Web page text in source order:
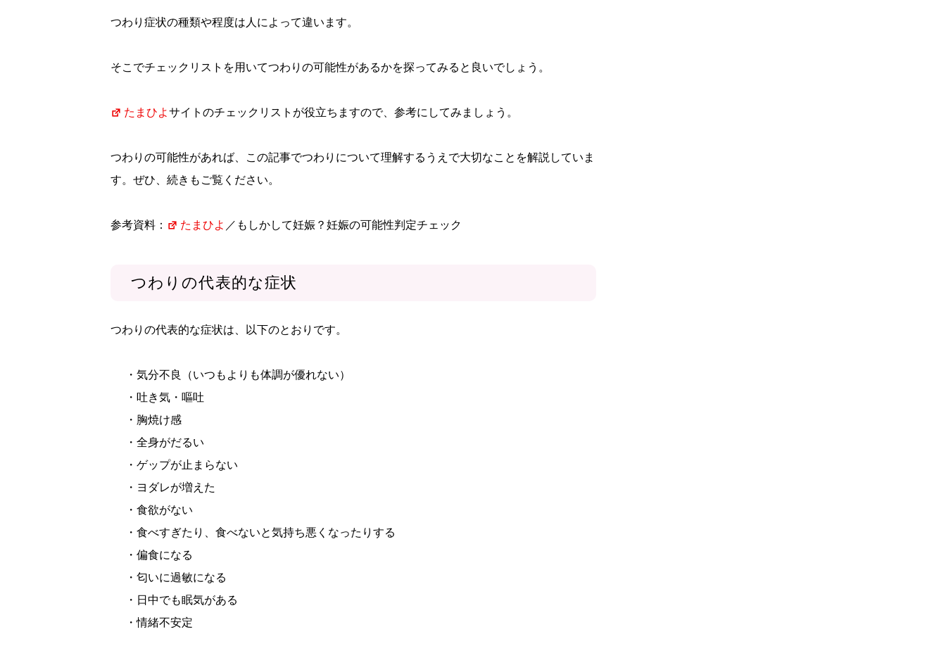
つわり症状の種類や程度は人によって違います。
そこでチェックリストを用いてつわりの可能性があるかを探ってみると良いでしょう。
たまひよサイトのチェックリストが役立ちますので、参考にしてみましょう。
つわりの可能性があれば、この記事でつわりについて理解するうえで大切なことを解説していま
す。ぜひ、続きもご覧ください。
参考資料： たまひよ ／もしかして妊娠？妊娠の可能性判定チェック
つわりの代表的な症状
つわりの代表的な症状は、以下のとおりです。
・気分不良（いつもよりも体調が優れない）
・吐き気・嘔吐
・胸焼け感
・全身がだるい
・ゲップが止まらない
・ヨダレが増えた
・食欲がない
・食べすぎたり、食べないと気持ち悪くなったりする
・偏食になる
・匂いに過敏になる
・日中でも眠気がある
・情緒不安定